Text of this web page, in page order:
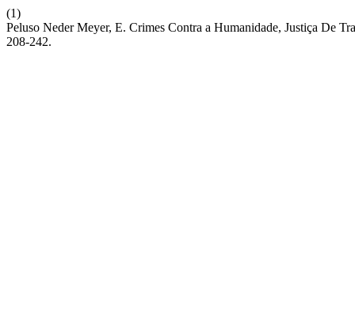
(1)
Peluso Neder Meyer, E. Crimes Contra a Humanidade, Justiça De
208-242.